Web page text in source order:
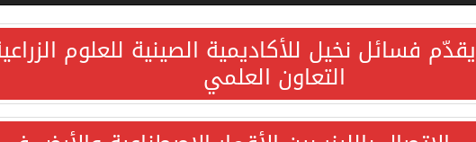
فسائل نخيل للأكاديمية الصينية للعلوم
التعاون العلمي